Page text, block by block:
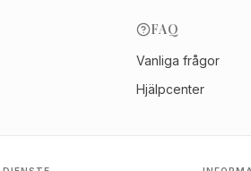
FAQ
Vanliga frågor
Hjälpcenter